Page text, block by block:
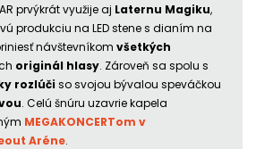
prvýkrát využije aj Laternu Magiku,
produkciu na LED stene s dianím na
návštevníkom všetkých
originál hlasy. Zároveň sa spolu s
rozlúči so svojou bývalou speváčkou
. Celú šnúru uzavrie kapela
MEGAKONCERTom v
Aréne.